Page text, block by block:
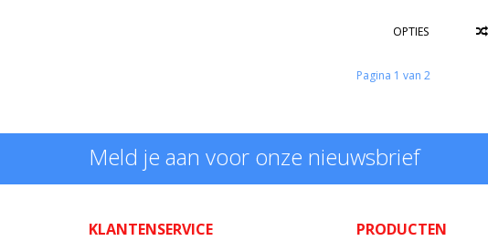
OPTIES
Pagina 1 van 2
Meld je aan voor onze nieuwsbrief
KLANTENSERVICE PRODUCTEN